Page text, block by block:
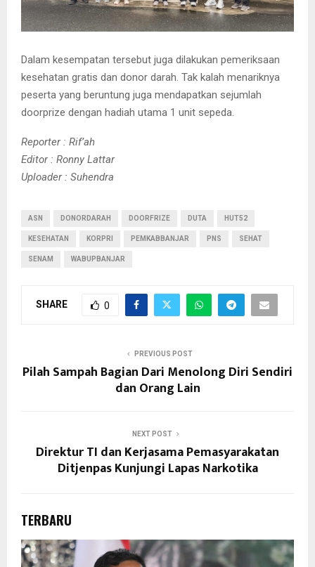
Dalam kesempatan tersebut juga dilakukan pemeriksaan
kesehatan gratis dan donor darah. Tak kalah menariknya
peserta yang beruntung juga mendapatkan sejumlah
doorprize dengan hadiah utama 1 unit sepeda.
Reporter : Rif’ah
Editor : Ronny Lattar
Uploader : Suhendra
ASN DONORDARAH DOORFRIZE DUTA HUT52
KESEHATAN KORPRI PEMKABBANJAR PNS SEHAT
SENAM WABUPBANJAR
SHARE 0
PREVIOUS POST
Pilah Sampah Bagian Dari Menolong Diri Sendiri
dan Orang Lain
NEXT POST
Direktur TI dan Kerjasama Pemasyarakatan
Ditjenpas Kunjungi Lapas Narkotika
TERBARU